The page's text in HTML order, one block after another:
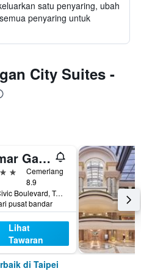
satu penyaring, ubah
penyaring untuk
City Suites -
Miramar Garden Taipei
Cemerlang
8.9
No. 83, Civic Boulevard, Taipei, Taiwan
pusat bandar
Lihat
Tawaran
di Taipei